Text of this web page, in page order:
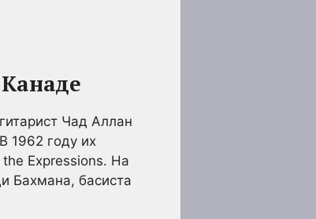
Чад Аллан
1962 году их
Expressions. На
Бахмана, басиста